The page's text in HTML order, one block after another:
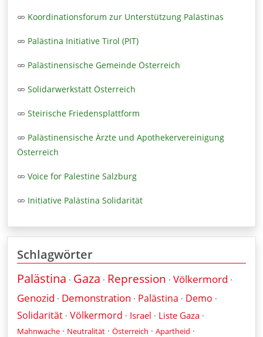
Koordinationsforum zur Unterstützung Palästinas
Palästina Initiative Tirol (PIT)
Palästinensische Gemeinde Österreich
Solidarwerkstatt Österreich
Steirische Friedensplattform
Palästinensische Ärzte und Apothekervereinigung
Österreich
Voice for Palestine Salzburg
Initiative Palästina Solidarität
Schlagwörter
Palästina · Gaza · Repression · Völkermord ·
Genozid · Demonstration · Palästina · Demo ·
Solidarität · Völkermord · Israel · Liste Gaza ·
Mahnwache · Neutralität · Österreich · Apartheid ·